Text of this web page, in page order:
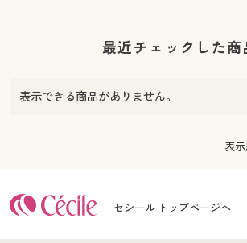
最近チェックした商
表示できる商品がありません。
表
セシール トップページへ